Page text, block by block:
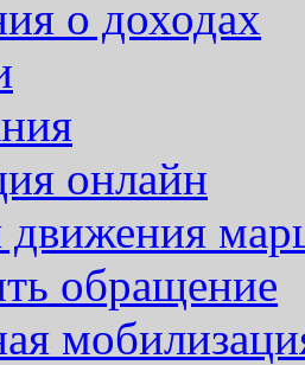
о доходах
онлайн
обращение